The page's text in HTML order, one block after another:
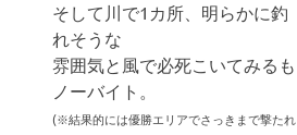
そして川で1カ所、明らかに釣
れそうな
雰囲気と風で必死こいてみるも
ノーバイト。
(※結果的には優勝エリアでさっきまで撃たれ